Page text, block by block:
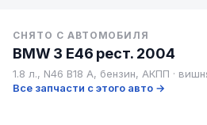
СНЯТО С АВТОМОБИЛЯ
BMW 3 E46 рест. 2004
1.8 л., N46 B18 A, бензин, АКПП ·
Все запчасти с этого авто →